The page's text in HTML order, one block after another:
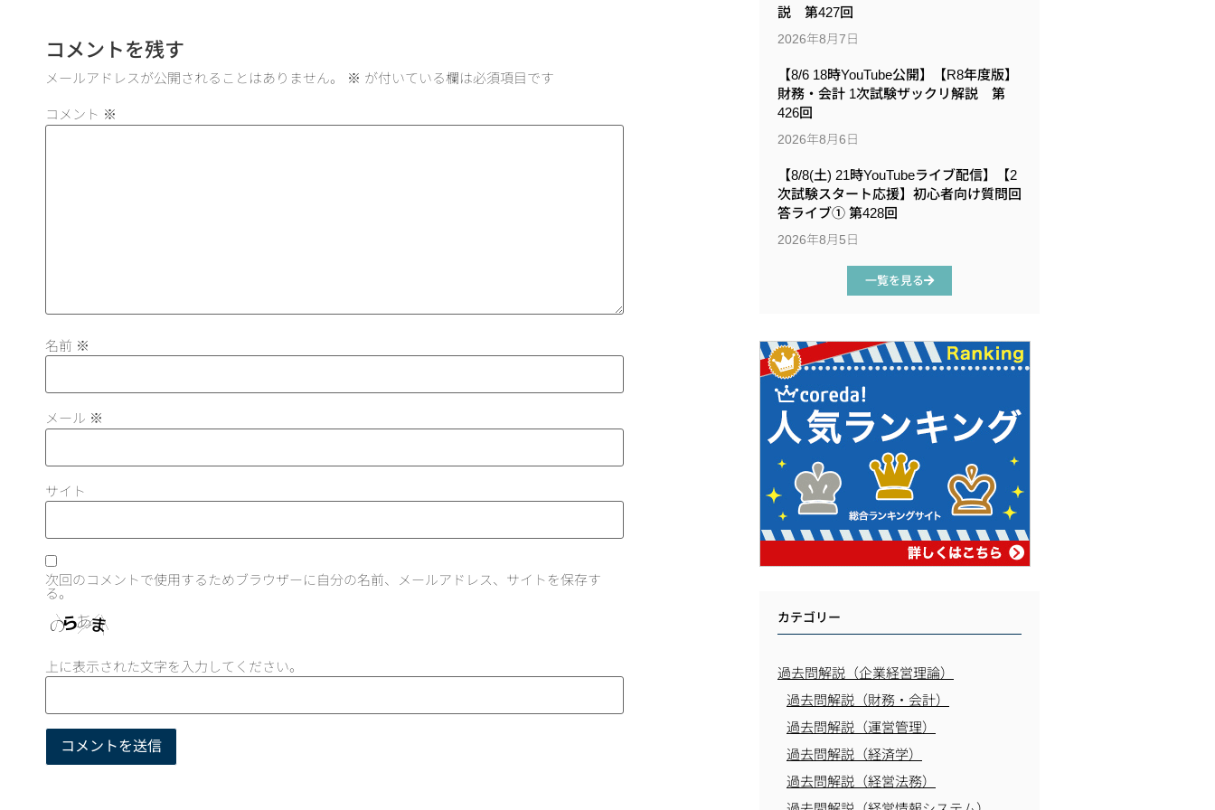
コメントを残す
メールアドレスが公開されることはありません。 ※ が付いている欄は必須項目です
コメント ※
名前 ※
メール ※
サイト
次回のコメントで使用するためブラウザーに自分の名前、メールアドレス、サイトを保存す
る。
上に表示された文字を入力してください。
説 第427回
2026年8月7日
【8/6 18時YouTube公開】【R8年度版】
財務・会計 1次試験ザックリ解説 第
426回
2026年8月6日
【8/8(土) 21時YouTubeライブ配信】【2
次試験スタート応援】初心者向け質問回
答ライブ① 第428回
2026年8月5日
一覧を見る
カテゴリー
過去問解説（企業経営理論）
過去問解説（財務・会計）
過去問解説（運営管理）
過去問解説（経済学）
過去問解説（経営法務）